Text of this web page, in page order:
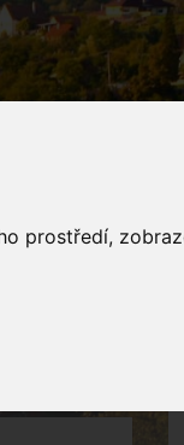
prostředí,